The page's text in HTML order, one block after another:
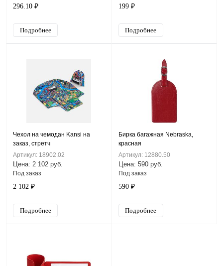
296.10 ₽
Подробнее
199 ₽
Подробнее
Чехол на чемодан Kansi на
заказ, стретч
Артикул: 18902.02
Цена: 2 102 руб.
Под заказ
2 102 ₽
Подробнее
Бирка багажная Nebraska,
красная
Артикул: 12880.50
Цена: 590 руб.
Под заказ
590 ₽
Подробнее